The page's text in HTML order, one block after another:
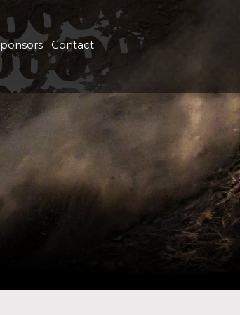
Contact